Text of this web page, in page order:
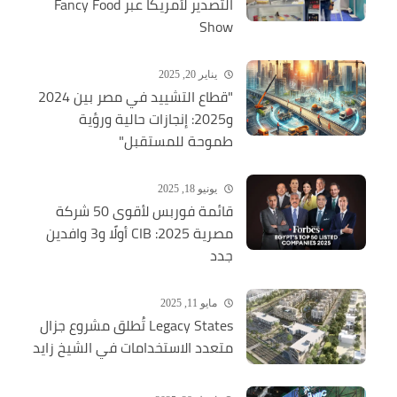
Show
يناير 20, 2025
"قطاع التشييد في مصر بين 2024
و2025: إنجازات حالية ورؤية
طموحة للمستقبل"
يونيو 18, 2025
قائمة فوربس لأقوى 50 شركة
مصرية 2025: CIB أولًا و3 وافدين
جدد
مايو 11, 2025
Legacy States تُطلق مشروع جزال
متعدد الاستخدامات في الشيخ زايد